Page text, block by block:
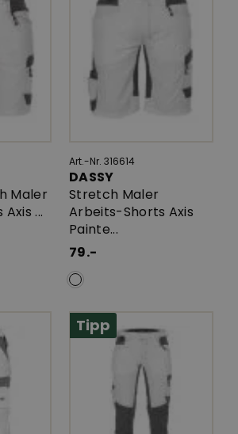
Maler
...
Art.-Nr. 316614
DASSY
Stretch Maler
Arbeits-Shorts Axis
Painte...
79.-
Tipp